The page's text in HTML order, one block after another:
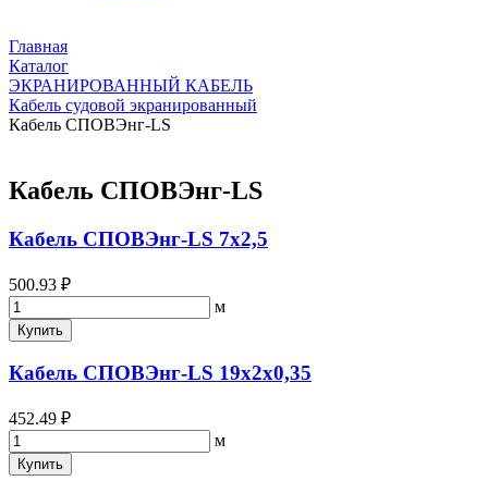
Главная
Каталог
ЭКРАНИРОВАННЫЙ КАБЕЛЬ
Кабель судовой экранированный
Кабель СПОВЭнг-LS
Кабель СПОВЭнг-LS
Кабель СПОВЭнг-LS 7х2,5
500.93 ₽
м
Купить
Кабель СПОВЭнг-LS 19х2х0,35
452.49 ₽
м
Купить